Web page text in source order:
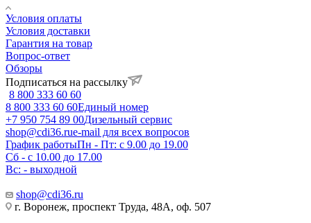
Условия оплаты
Условия доставки
Гарантия на товар
Вопрос-ответ
Обзоры
Подписаться на рассылку
8 800 333 60 60
8 800 333 60 60Единый номер
+7 950 754 89 00Дизельный сервис
shop@cdi36.rue-mail для всех вопросов
График работыПн - Пт: с 9.00 до 19.00
Сб - с 10.00 до 17.00
Вс: - выходной
shop@cdi36.ru
г. Воронеж, проспект Труда, 48А, оф. 507